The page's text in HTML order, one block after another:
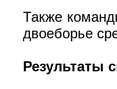
Также
двоеборье
Результаты